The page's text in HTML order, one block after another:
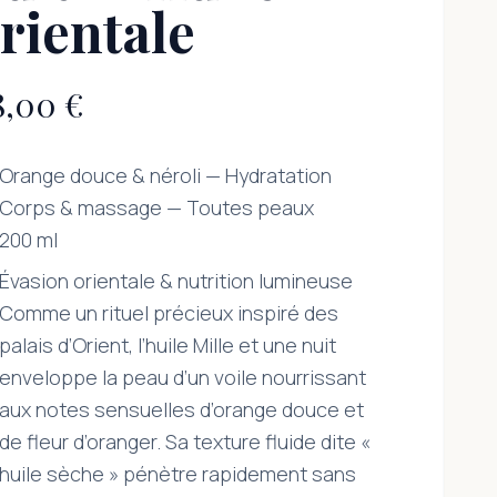
€
Orange douce & néroli — Hydratation
Corps & massage — Toutes peaux
200 ml
Évasion orientale & nutrition lumineuse
Comme un rituel précieux inspiré des
palais d’Orient, l’huile Mille et une nuit
enveloppe la peau d’un voile nourrissant
aux notes sensuelles d’orange douce et
de fleur d’oranger. Sa texture fluide dite «
huile sèche » pénètre rapidement sans